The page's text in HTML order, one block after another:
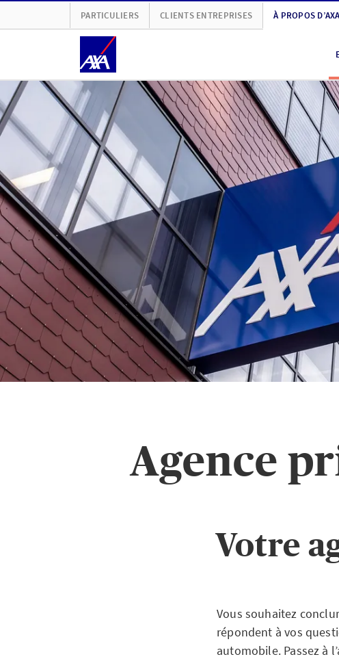
PARTICULIERS CLIENTS ENTREPRISES À PROPOS
Agence
Votre
Vous souhaitez
répondent à vos
automobile. Passez à